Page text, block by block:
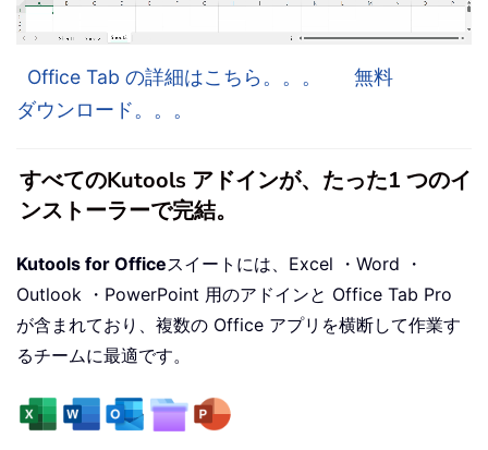
Office Tab の詳細はこちら。。。
無料
ダウンロード。。。
すべてのKutools アドインが、たった1 つのイ
ンストーラーで完結。
Kutools for Officeスイートには、Excel ・Word ・
Outlook ・PowerPoint 用のアドインと Office Tab Pro
が含まれており、複数の Office アプリを横断して作業す
るチームに最適です。